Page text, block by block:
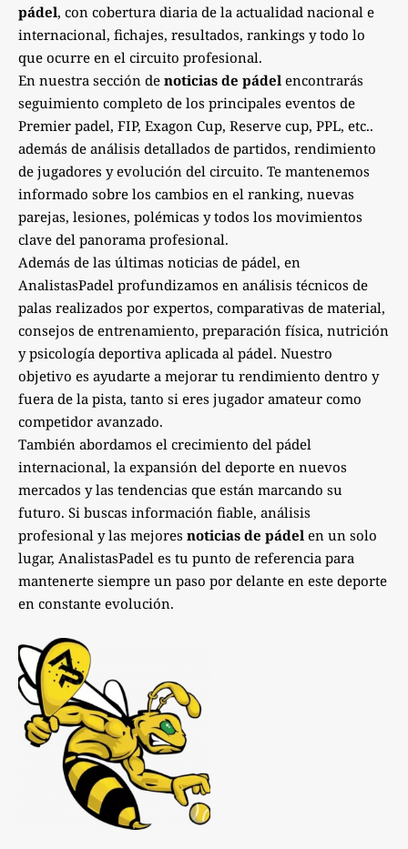
pádel, con cobertura diaria de la actualidad nacional e
internacional, fichajes, resultados, rankings y todo lo
que ocurre en el circuito profesional.
En nuestra sección de noticias de pádel encontrarás
seguimiento completo de los principales eventos de
Premier padel, FIP, Exagon Cup, Reserve cup, PPL, etc..
además de análisis detallados de partidos, rendimiento
de jugadores y evolución del circuito. Te mantenemos
informado sobre los cambios en el ranking, nuevas
parejas, lesiones, polémicas y todos los movimientos
clave del panorama profesional.
Además de las últimas noticias de pádel, en
AnalistasPadel profundizamos en análisis técnicos de
palas realizados por expertos, comparativas de material,
consejos de entrenamiento, preparación física, nutrición
y psicología deportiva aplicada al pádel. Nuestro
objetivo es ayudarte a mejorar tu rendimiento dentro y
fuera de la pista, tanto si eres jugador amateur como
competidor avanzado.
También abordamos el crecimiento del pádel
internacional, la expansión del deporte en nuevos
mercados y las tendencias que están marcando su
futuro. Si buscas información fiable, análisis
profesional y las mejores noticias de pádel en un solo
lugar, AnalistasPadel es tu punto de referencia para
mantenerte siempre un paso por delante en este deporte
en constante evolución.